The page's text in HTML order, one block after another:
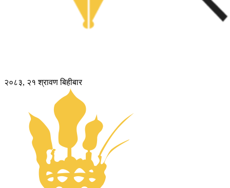
२०८३, २१ श्रावण बिहीबार